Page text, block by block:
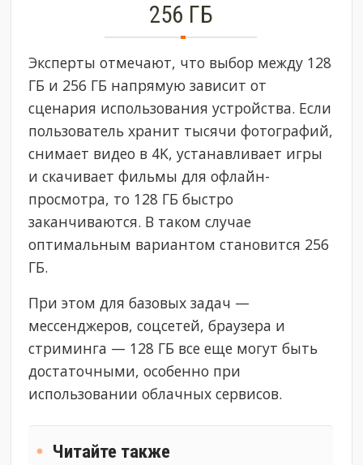
256 ГБ
Эксперты отмечают, что выбор между 128
ГБ и 256 ГБ напрямую зависит от
сценария использования устройства. Если
пользователь хранит тысячи фотографий,
снимает видео в 4K, устанавливает игры
и скачивает фильмы для офлайн-
просмотра, то 128 ГБ быстро
заканчиваются. В таком случае
оптимальным вариантом становится 256
ГБ.
При этом для базовых задач —
мессенджеров, соцсетей, браузера и
стриминга — 128 ГБ все еще могут быть
достаточными, особенно при
использовании облачных сервисов.
Читайте также